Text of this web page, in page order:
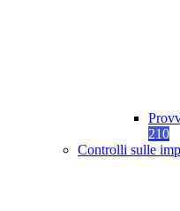
210
Controlli sulle